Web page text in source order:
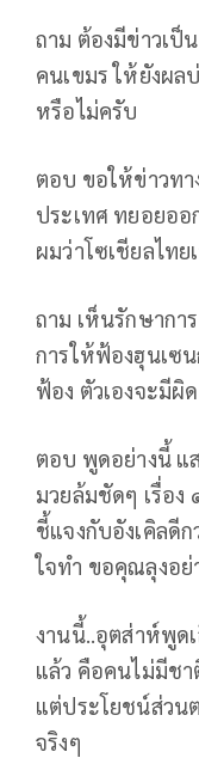
ถาม ต้องมีข่าวเป็
คนเขมร ให้ยังผ
หรือไม่ครับ
ตอบ ขอให้ข่าวทา
ประเทศ ทยอยอ
ผมว่าโซเชียลไท
ถาม เห็นรักษากา
การให้ฟ้องฮุนเซ
ฟ้อง ตัวเองจะมีผิ
ตอบ พูดอย่างนี้ แ
มวยล้มชัดๆ เรื่อง
ชี้แจงกับอังเคิลดี
ใจทำ ขอคุณลุงอย่
งานนี้..อุตส่าห์พูด
แล้ว คือคนไม่มีชา
แต่ประโยชน์ส่วน
จริงๆ